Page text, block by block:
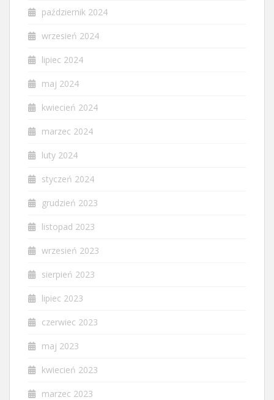
październik 2024
wrzesień 2024
lipiec 2024
maj 2024
kwiecień 2024
marzec 2024
luty 2024
styczeń 2024
grudzień 2023
listopad 2023
wrzesień 2023
sierpień 2023
lipiec 2023
czerwiec 2023
maj 2023
kwiecień 2023
marzec 2023